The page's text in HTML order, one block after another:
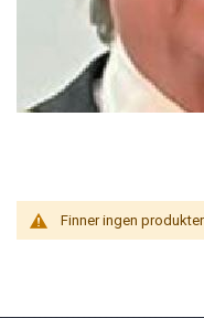
Finner ingen produkter